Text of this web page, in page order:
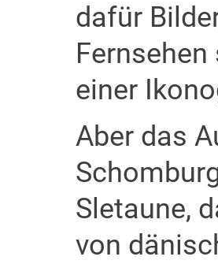
dafür
einer
Aber das
Sletaune,
von